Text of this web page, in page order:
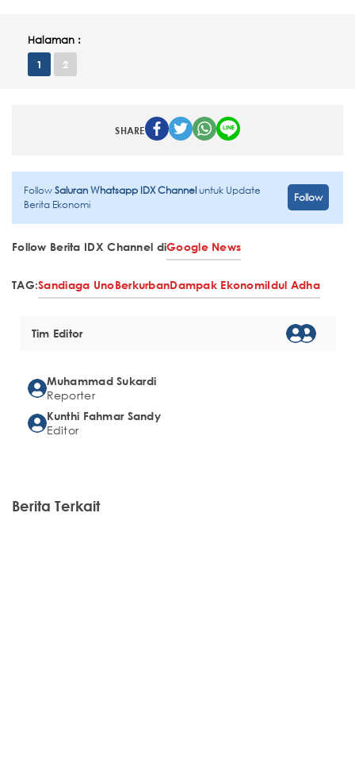
Halaman :
1 2
SHARE
FollowSaluran Whatsapp IDX Channeluntuk Update
Berita Ekonomi
Follow
Follow Berita IDX Channel diGoogle News
TAG:Sandiaga UnoBerkurbanDampak EkonomiIdul Adha
Tim Editor
Muhammad Sukardi
Reporter
Kunthi Fahmar Sandy
Editor
Berita Terkait